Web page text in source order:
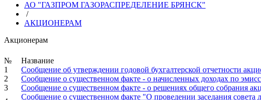
АО "ГАЗПРОМ ГАЗОРАСПРЕДЕЛЕНИЕ БРЯНСК"
/
АКЦИОНЕРАМ
Акционерам
№
Название
1
Сообщение об утверждении годовой бухгалтерской отчетности
2
Сообщение о существенном факте - о начисленных доходах по
3
Сообщение о существенном факте - о решениях общего собрания
Сообщение о существенном факте "О проведении заседания совета